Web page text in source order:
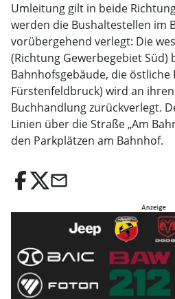
Umleitung gilt in beide
werden die Bushaltestellen im
vorübergehend verlegt: Die
(Richtung Gewerbegebiet Süd)
Bahnhofsgebäude, die
Fürstenfeldbruck) wird an
Buchhandlung zurückverlegt.
Linien über die Straße „Am
den Parkplätzen am Bahnhof.
email